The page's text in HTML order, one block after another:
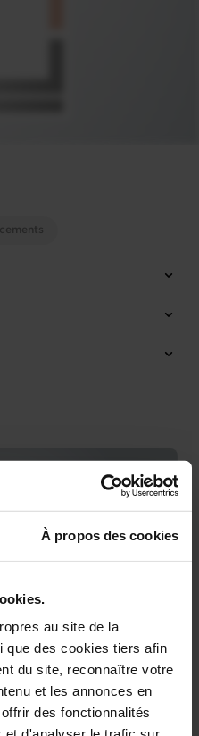
À propos des cookies
au site de la
que des cookies tiers afin
du site, reconnaître votre
et les annonces en
des fonctionnalités
pour vos projets